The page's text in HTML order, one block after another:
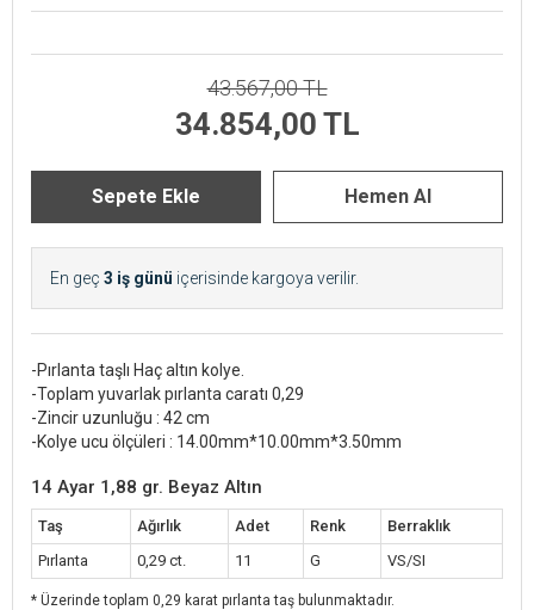
43.567,00 TL
34.854,00 TL
En geç 3 iş günü içerisinde kargoya verilir.
-Pırlanta taşlı Haç altın kolye.
-Toplam yuvarlak pırlanta caratı 0,29
-Zincir uzunluğu : 42 cm
-Kolye ucu ölçüleri : 14.00mm*10.00mm*3.50mm
14 Ayar 1,88 gr. Beyaz Altın
Taş Ağırlık Adet Renk
Berraklık
Pırlanta
0,29 ct. 11 G VS/SI
* Üzerinde toplam 0,29 karat pırlanta taş bulunmaktadır.